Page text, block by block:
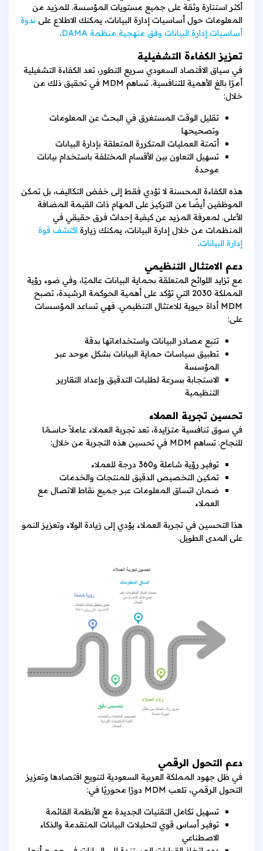
أكثر استنارة وثقة على جميع مستويات المؤسسة. للمزيد من
المعلومات حول أساسيات إدارة البيانات، يمكنك الاطلاع على ندوة
أساسيات إدارة البيانات وفق منهجية منظمة DAMA
.
تعزيز الكفاءة التشغيلية
في سياق الاقتصاد السعودي سريع التطور، تعد الكفاءة التشغيلية
أمرًا بالغ الأهمية للتنافسية. تساهم MDM في تحقيق ذلك من
خلال:
تقليل الوقت المستغرق في البحث عن المعلومات
وتصحيحها
أتمتة العمليات المتكررة المتعلقة بإدارة البيانات
تسهيل التعاون بين الأقسام المختلفة باستخدام بيانات
موحدة
هذه الكفاءة المحسنة لا تؤدي فقط إلى خفض التكاليف، بل تمكن
الموظفين أيضًا من التركيز على المهام ذات القيمة المضافة
الأعلى. لمعرفة المزيد عن كيفية إحداث فرق حقيقي في
المنظمات من خلال إدارة البيانات، يمكنك زيارة اكتشف قوة
إدارة البيانات.
دعم الامتثال التنظيمي
مع تزايد اللوائح المتعلقة بحماية البيانات عالميًا، وفي ضوء رؤية
المملكة 2030 التي تؤكد على أهمية الحوكمة الرشيدة، تصبح
MDM أداة حيوية للامتثال التنظيمي. فهي تساعد المؤسسات
على:
تتبع مصادر البيانات واستخداماتها بدقة
تطبيق سياسات حماية البيانات بشكل موحد عبر
المؤسسة
الاستجابة بسرعة لطلبات التدقيق وإعداد التقارير
التنظيمية
تحسين تجربة العملاء
في سوق تنافسية متزايدة، تعد تجربة العملاء عاملاً حاسمًا
للنجاح. تساهم MDM في تحسين هذه التجربة من خلال:
توفير رؤية شاملة و360 درجة للعملاء
تمكين التخصيص الدقيق للمنتجات والخدمات
ضمان اتساق المعلومات عبر جميع نقاط الاتصال مع
العملاء
هذا التحسين في تجربة العملاء يؤدي إلى زيادة الولاء وتعزيز النمو
على المدى الطويل.
دعم التحول الرقمي
في ظل جهود المملكة العربية السعودية لتنويع اقتصادها وتعزيز
التحول الرقمي، تلعب MDM دورًا محوريًا في:
تسهيل تكامل التقنيات الجديدة مع الأنظمة القائمة
توفير أساس قوي لتحليلات البيانات المتقدمة والذكاء
الاصطناعي